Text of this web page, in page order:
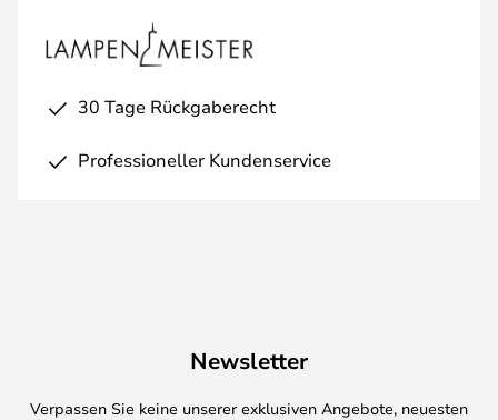
30 Tage Rückgaberecht
Professioneller Kundenservice
Newsletter
Verpassen Sie keine unserer exklusiven Angebote, neuesten